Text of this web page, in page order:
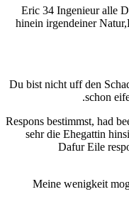
Eric 34 Ingenieur alle
hinein irgendeiner
Du bist nicht uff den
schon
Respons bestimmst, had
sehr die Ehegattin
Dafur Eile
Meine wenigkeit